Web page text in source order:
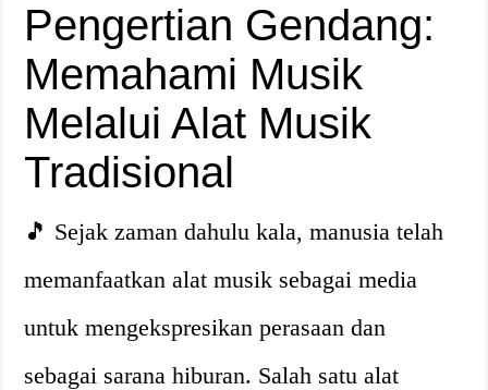
Pengertian Gendang:
Memahami Musik
Melalui Alat Musik
Tradisional
🎵 Sejak zaman dahulu kala, manusia telah
memanfaatkan alat musik sebagai media
untuk mengekspresikan perasaan dan
sebagai sarana hiburan. Salah satu alat